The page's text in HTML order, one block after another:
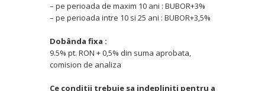
– pe perioada de maxim 10 ani : BUBOR+3%
– pe perioada intre 10 si 25 ani : BUBOR+3,5%
Dobânda fixa :
9.5% pt. RON + 0,5% din suma aprobata,
comision de analiza
Ce conditii trebuie sa indepliniti pentru a